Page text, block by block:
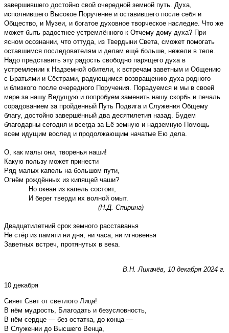
завершившего достойно свой очередной земной путь. Духа,
исполнившего Высокое Поручение и оставившего после себя и
Общество, и Музеи, и богатое духовное творческое наследие. Что же
может быть радостнее устремлённого к Отчему дому духа? При
ясном осознании, что оттуда, из Твердыни Света, сможет помогать
оставшимся последователям и делам ещё больше, нежели в теле.
Надо представить эту радость свободно парящего духа в
устремлении к Надземной обители, к встречам заветным и Общению
с Братьями и Сёстрами, радующимся возвращению духа родного
и близкого после очередного Поручения. Порадуемся и мы в своей
мере за нашу Ведущую и попробуем заменить нашу скорбь и печаль
сорадованием за пройденный Путь Подвига и Служения Общему
благу, достойно завершённый два десятилетия назад. Будем
благодарны сегодня и всегда за Её земную и надземную Помощь
всем идущим вослед и продолжающим начатые Ею дела.
О, как малы они, творенья наши!
Какую пользу может принести
Ряд малых капель на большом пути,
Огнём рождённых из кипящей чаши?
Но океан из капель состоит,
И берег тверди их волной омыт.
(Н.Д. Спирина)
Двадцатилетний срок земного расставанья
Не стёр из памяти ни дня, ни часа, ни мгновенья
Заветных встреч, протянутых в века.
В.Н. Лихачёв, 10 декабря 2024 г.
10 декабря
Сияет Свет от светлого Лица!
В нём мудрость, Благодать и безусловность,
В нём сердце — без остатка, до конца —
В Служении до Высшего Венца,